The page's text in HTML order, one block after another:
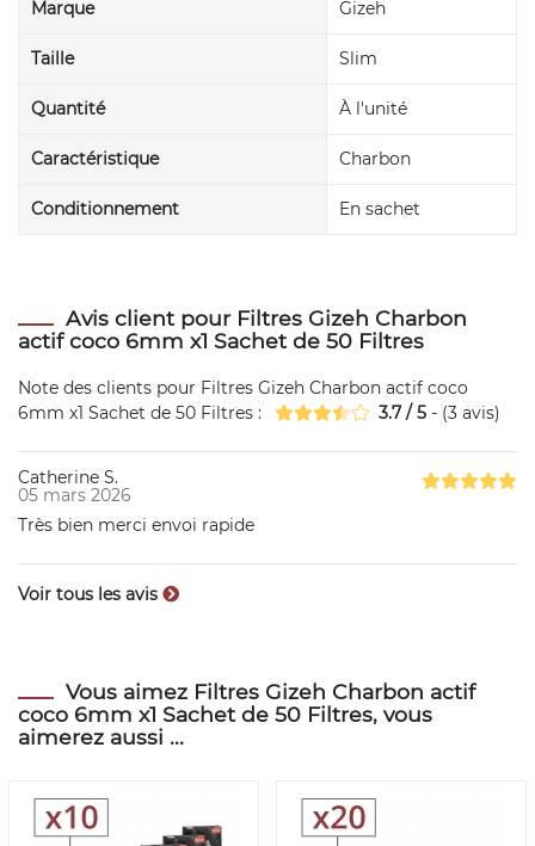
Marque Gizeh
Taille Slim
Quantité À l'unité
Caractéristique Charbon
Conditionnement En sachet
Avis client pour Filtres Gizeh Charbon
actif coco 6mm x1 Sachet de 50 Filtres
Note des clients pour Filtres Gizeh Charbon actif coco
6mm x1 Sachet de 50 Filtres : 3.7/5 - (3 avis)
Catherine S.
05 mars 2026
Très bien merci envoi rapide
Voir tous les avis
Vous aimez Filtres Gizeh Charbon actif
coco 6mm x1 Sachet de 50 Filtres, vous
aimerez aussi ...